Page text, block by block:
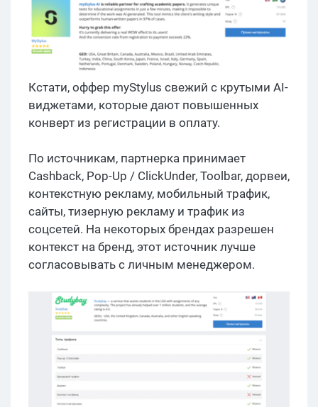
Кстати, оффер myStylus свежий с крутыми AI-
виджетами, которые дают повышенных
конверт из регистрации в оплату.
По источникам, партнерка принимает
Cashback, Pop-Up / ClickUnder, Toolbar, дорвеи,
контекстную рекламу, мобильный трафик,
сайты, тизерную рекламу и трафик из
соцсетей. На некоторых брендах разрешен
контекст на бренд, этот источник лучше
согласовывать с личным менеджером.